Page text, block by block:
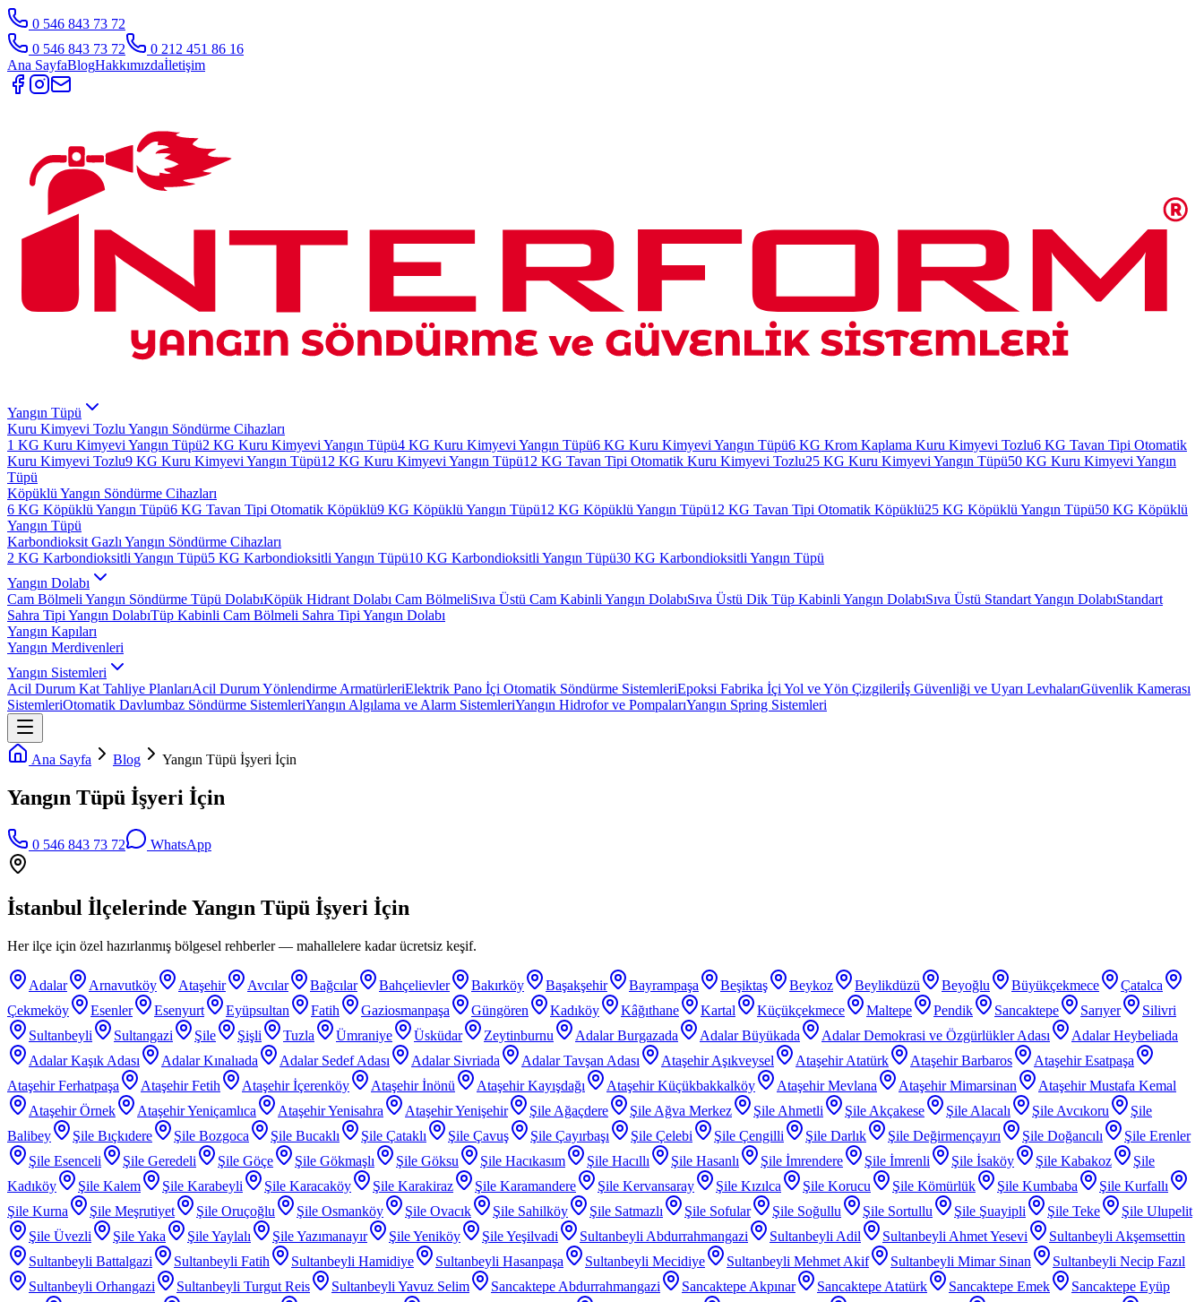
0 546 843 73 72
0 546 843 73 72
0 212 451 86 16
Ana SayfaBlogHakkımızdaİletişim
Yangın Tüpü
Kuru Kimyevi Tozlu Yangın Söndürme Cihazları
1 KG Kuru Kimyevi Yangın Tüpü2 KG Kuru Kimyevi Yangın Tüpü4 KG Kuru Kimyevi Yangın Tüpü6 KG Kuru Kimyevi Yangın Tüpü6 KG Krom Kaplama Kuru Kimyevi Tozlu6 KG Tavan Tipi Otomatik
Kuru Kimyevi Tozlu9 KG Kuru Kimyevi Yangın Tüpü12 KG Kuru Kimyevi Yangın Tüpü12 KG Tavan Tipi Otomatik Kuru Kimyevi Tozlu25 KG Kuru Kimyevi Yangın Tüpü50 KG Kuru Kimyevi Yangın
Tüpü
Köpüklü Yangın Söndürme Cihazları
6 KG Köpüklü Yangın Tüpü6 KG Tavan Tipi Otomatik Köpüklü9 KG Köpüklü Yangın Tüpü12 KG Köpüklü Yangın Tüpü12 KG Tavan Tipi Otomatik Köpüklü25 KG Köpüklü Yangın Tüpü50 KG Köpüklü
Yangın Tüpü
Karbondioksit Gazlı Yangın Söndürme Cihazları
2 KG Karbondioksitli Yangın Tüpü5 KG Karbondioksitli Yangın Tüpü10 KG Karbondioksitli Yangın Tüpü30 KG Karbondioksitli Yangın Tüpü
Yangın Dolabı
Cam Bölmeli Yangın Söndürme Tüpü DolabıKöpük Hidrant Dolabı Cam BölmeliSıva Üstü Cam Kabinli Yangın DolabıSıva Üstü Dik Tüp Kabinli Yangın DolabıSıva Üstü Standart Yangın DolabıStandart
Sahra Tipi Yangın DolabıTüp Kabinli Cam Bölmeli Sahra Tipi Yangın Dolabı
Yangın Kapıları
Yangın Merdivenleri
Yangın Sistemleri
Acil Durum Kat Tahliye PlanlarıAcil Durum Yönlendirme ArmatürleriElektrik Pano İçi Otomatik Söndürme SistemleriEpoksi Fabrika İçi Yol ve Yön Çizgileriİş Güvenliği ve Uyarı LevhalarıGüvenlik Kamerası
SistemleriOtomatik Davlumbaz Söndürme SistemleriYangın Algılama ve Alarm SistemleriYangın Hidrofor ve PompalarıYangın Spring Sistemleri
Ana Sayfa Blog Yangın Tüpü İşyeri İçin
Yangın Tüpü İşyeri İçin
0 546 843 73 72 WhatsApp
İstanbul İlçelerinde Yangın Tüpü İşyeri İçin
Her ilçe için özel hazırlanmış bölgesel rehberler — mahallelere kadar ücretsiz keşif.
Adalar Arnavutköy Ataşehir Avcılar Bağcılar Bahçelievler Bakırköy Başakşehir Bayrampaşa Beşiktaş Beykoz Beylikdüzü Beyoğlu Büyükçekmece
Çatalca
Çekmeköy
Esenler Esenyurt Eyüpsultan Fatih Gaziosmanpaşa Güngören Kadıköy Kâğıthane Kartal Küçükçekmece Maltepe Pendik Sancaktepe Sarıyer
Silivri
Sultanbeyli
Sultangazi Şile Şişli Tuzla Ümraniye Üsküdar Zeytinburnu Adalar Burgazada Adalar Büyükada Adalar Demokrasi ve Özgürlükler Adası
Adalar Heybeliada
Adalar Kaşık Adası
Adalar Kınalıada Adalar Sedef Adası Adalar Sivriada Adalar Tavşan Adası Ataşehir Aşıkveysel Ataşehir Atatürk Ataşehir Barbaros
Ataşehir Esatpaşa
Ataşehir Ferhatpaşa
Ataşehir Fetih Ataşehir İçerenköy Ataşehir İnönü Ataşehir Kayışdağı Ataşehir Küçükbakkalköy Ataşehir Mevlana Ataşehir Mimarsinan
Ataşehir Mustafa Kemal
Ataşehir Örnek
Ataşehir Yeniçamlıca Ataşehir Yenisahra Ataşehir Yenişehir Şile Ağaçdere Şile Ağva Merkez Şile Ahmetli Şile Akçakese Şile Alacalı Şile Avcıkoru
Şile
Balibey
Şile Bıçkıdere Şile Bozgoca Şile Bucaklı Şile Çataklı Şile Çavuş Şile Çayırbaşı Şile Çelebi Şile Çengilli Şile Darlık Şile Değirmençayırı Şile Doğancılı
Şile Erenler
Şile Esenceli
Şile Geredeli Şile Göçe Şile Gökmaşlı Şile Göksu Şile Hacıkasım Şile Hacıllı Şile Hasanlı Şile İmrendere Şile İmrenli Şile İsaköy Şile Kabakoz
Şile
Kadıköy
Şile Kalem Şile Karabeyli Şile Karacaköy Şile Karakiraz Şile Karamandere Şile Kervansaray Şile Kızılca Şile Korucu Şile Kömürlük Şile Kumbaba
Şile Kurfallı
Şile Kurna
Şile Meşrutiyet Şile Oruçoğlu Şile Osmanköy Şile Ovacık Şile Sahilköy Şile Satmazlı Şile Sofular Şile Soğullu Şile Sortullu Şile Şuayipli Şile Teke
Şile Ulupelit
Şile Üvezli
Şile Yaka Şile Yaylalı Şile Yazımanayır Şile Yeniköy Şile Yeşilvadi Sultanbeyli Abdurrahmangazi Sultanbeyli Adil Sultanbeyli Ahmet Yesevi
Sultanbeyli Akşemsettin
Sultanbeyli Battalgazi
Sultanbeyli Fatih Sultanbeyli Hamidiye Sultanbeyli Hasanpaşa Sultanbeyli Mecidiye Sultanbeyli Mehmet Akif Sultanbeyli Mimar Sinan
Sultanbeyli Necip Fazıl
Sultanbeyli Orhangazi
Sultanbeyli Turgut Reis Sultanbeyli Yavuz Selim Sancaktepe Abdurrahmangazi Sancaktepe Akpınar Sancaktepe Atatürk Sancaktepe Emek
Sancaktepe Eyüp